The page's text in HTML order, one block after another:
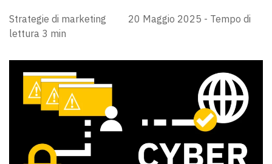
Strategie di marketing 20 Maggio 2025 - Tempo di
lettura 3 min